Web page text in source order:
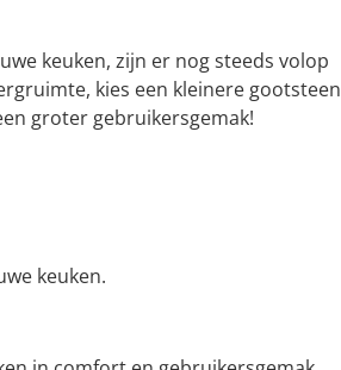
keuken, zijn er nog steeds volop
kies een kleinere gootsteen
groter gebruikersgemak!
keuken.